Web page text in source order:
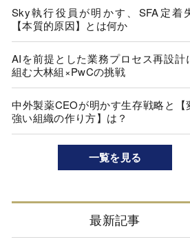
Sky執行役員が明かす、SFA定着
【本質的原因】とは何か
AIを前提とした業務プロセス再設計
組む大林組×PwCの挑戦
中外製薬CEOが明かす生存戦略と【
強い組織の作り方】は？
一覧を見る
最新記事